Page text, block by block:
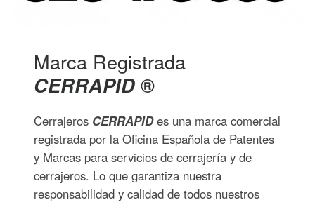
Marca Registrada
CERRAPID ®
Cerrajeros CERRAPIDes una marca comercial
registrada por la Oficina Española de Patentes
y Marcas para servicios de cerrajería y de
cerrajeros. Lo que garantiza nuestra
responsabilidad y calidad de todos nuestros